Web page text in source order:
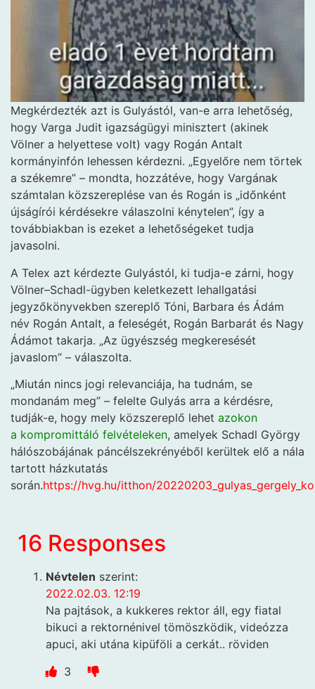
Megkérdezték azt is Gulyástól, van-e arra lehetőség,
hogy Varga Judit igazságügyi minisztert (akinek
Völner a helyettese volt) vagy Rogán Antalt
kormányinfón lehessen kérdezni. „Egyelőre nem törtek
a székemre” – mondta, hozzátéve, hogy Vargának
számtalan közszereplése van és Rogán is „időnként
újságírói kérdésekre válaszolni kénytelen”, így a
továbbiakban is ezeket a lehetőségeket tudja
javasolni.
A Telex azt kérdezte Gulyástól, ki tudja-e zárni, hogy
Völner–Schadl-ügyben keletkezett lehallgatási
jegyzőkönyvekben szereplő Tóni, Barbara és Ádám
név Rogán Antalt, a feleségét, Rogán Barbarát és Nagy
Ádámot takarja. „Az ügyészség megkeresését
javaslom” – válaszolta.
„Miután nincs jogi relevanciája, ha tudnám, se
mondanám meg” – felelte Gulyás arra a kérdésre,
tudják-e, hogy mely közszereplő lehet azokon
a kompromittáló felvételeken, amelyek Schadl György
hálószobájának páncélszekrényéből kerültek elő a nála
tartott házkutatás
során.https://hvg.hu/itthon/
16 Responses
Névtelen szerint:
2022.02.03. 12:19
Na pajtások, a kukkeres rektor áll, egy fiatal
bikuci a rektornénivel tömöszködik, videózza
apuci, aki utána kipüföli a cerkát.. röviden
3